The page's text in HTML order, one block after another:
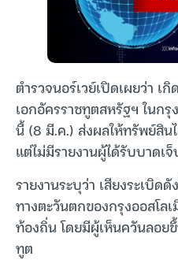
ตำรวจนอร์เวย์เปิดเผยว่า เ
เอกอัครราชทูตสหรัฐฯ ในกรุ
นี้ (8 มี.ค.) ส่งผลให้ทรัพย์สิน
แต่ไม่มีรายงานผู้ได้รับบาดเ
รายงานระบุว่า เสียงระเบิ
ทางตะวันตกของกรุงออสโล
ท้องถิ่น โดยมีผู้เห็นควันลอย
ทูต